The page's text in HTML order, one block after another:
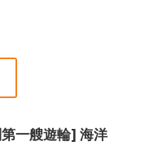
一艘遊輪] 海洋